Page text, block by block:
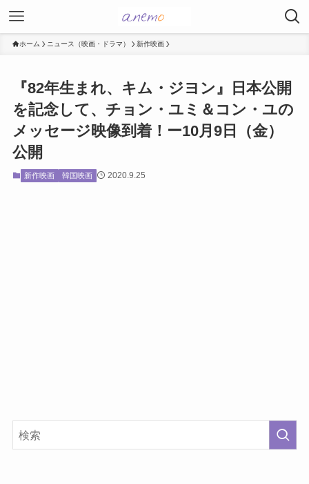
ホーム ニュース（映画・ドラマ） 新作映画
『82年生まれ、キム・ジヨン』日本公開
を記念して、チョン・ユミ＆コン・ユの
メッセージ映像到着！ー10月9日（金）
公開
新作映画 韓国映画 2020.9.25